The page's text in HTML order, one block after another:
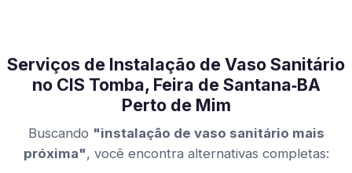
Serviços de Instalação de Vaso Sanitário
no CIS Tomba, Feira de Santana‑BA
Perto de Mim
Buscando "instalação de vaso sanitário mais
próxima", você encontra alternativas completas: